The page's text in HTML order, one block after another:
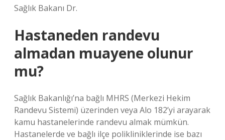
Sağlık Bakanı Dr.
Hastaneden randevu
almadan muayene olunur
mu?
Sağlık Bakanlığı’na bağlı MHRS (Merkezi Hekim
Randevu Sistemi) üzerinden veya Alo 182’yi arayarak
kamu hastanelerinde randevu almak mümkün.
Hastanelerde ve bağlı ilçe polikliniklerinde ise bazı